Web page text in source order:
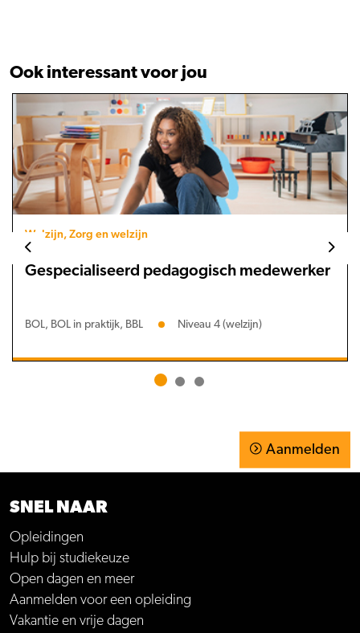
Ook interessant voor jou
Welzijn, Zorg en welzijn
Gespecialiseerd pedagogisch medewerker
BOL, BOL in praktijk, BBL Niveau 4 (welzijn)
Aanmelden
SNEL NAAR
Opleidingen
Hulp bij studiekeuze
Open dagen en meer
Aanmelden voor een opleiding
Vakantie en vrije dagen